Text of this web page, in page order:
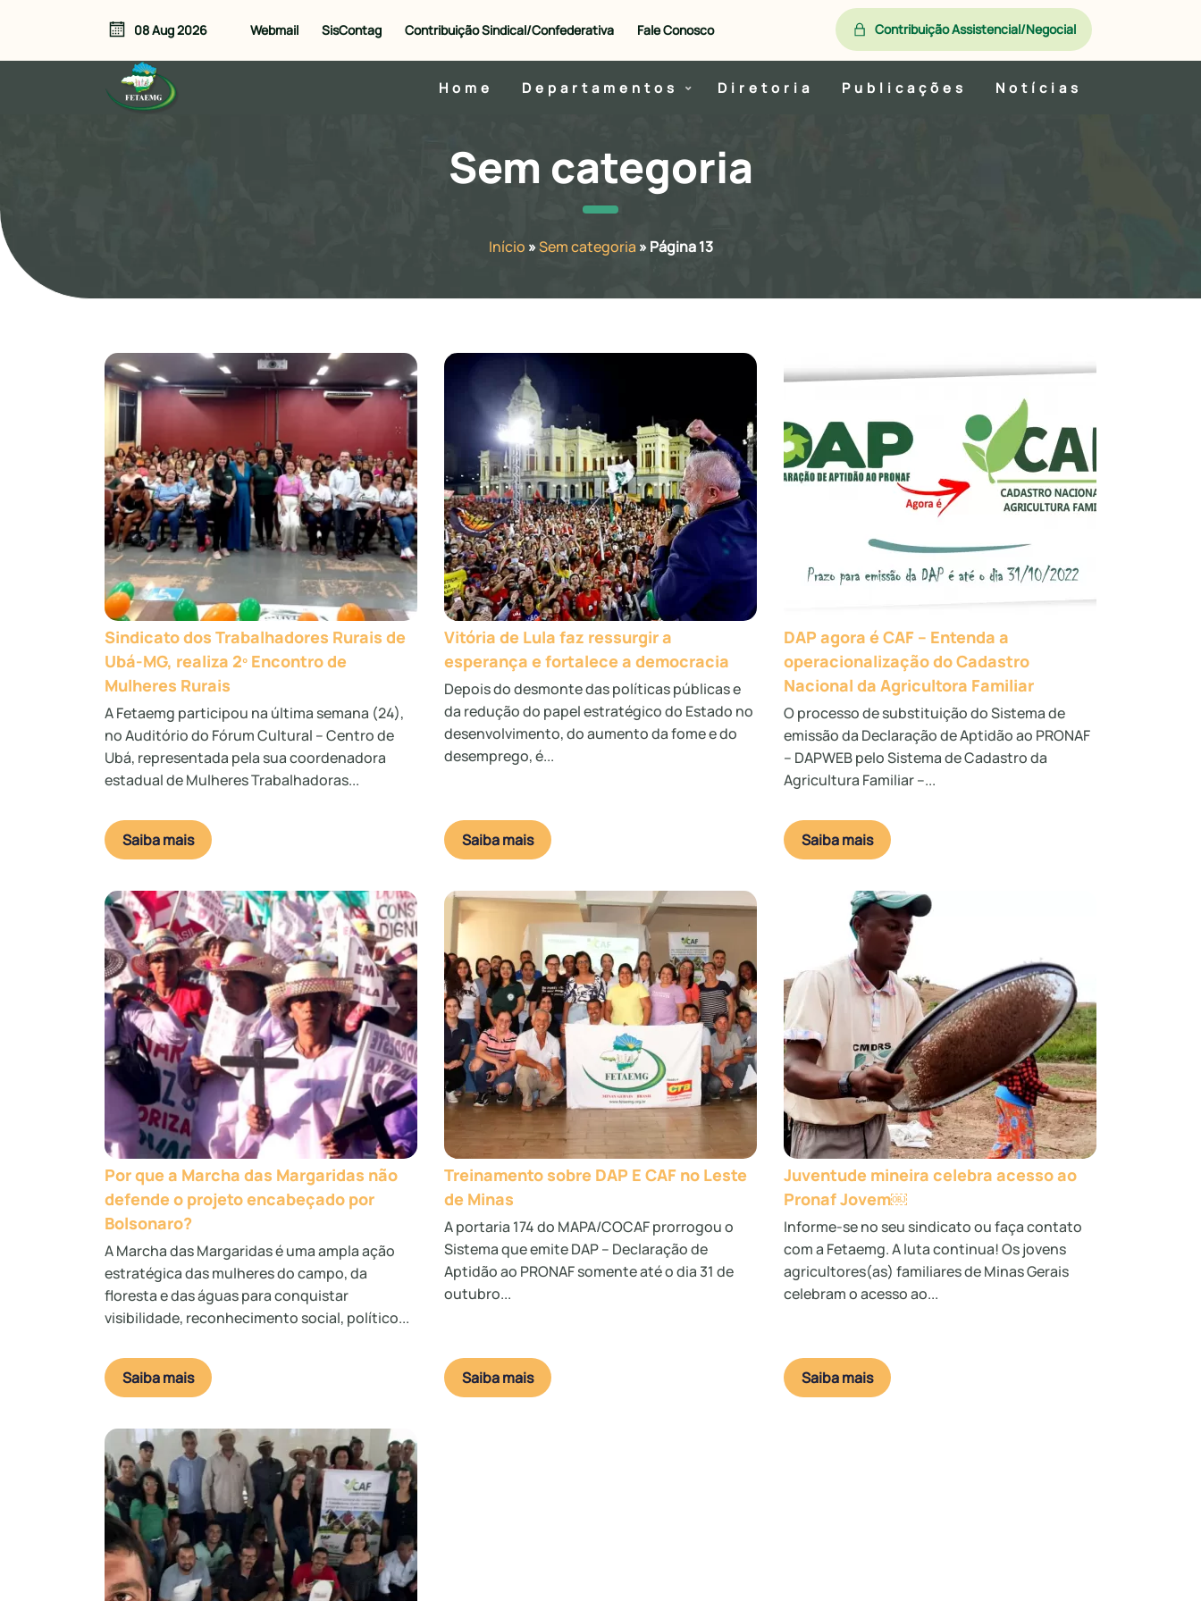
08 Aug 2026 Webmail SisContag Contribuição Sindical/Confederativa Fale Conosco Contribuição Assistencial/Negocial
Home Departamentos Diretoria Publicações Notícias
Sem categoria
Início »Sem categoria » Página 13
Sindicato dos Trabalhadores Rurais de
Ubá-MG, realiza 2º Encontro de
Mulheres Rurais
A Fetaemg participou na última semana (24),
no Auditório do Fórum Cultural – Centro de
Ubá, representada pela sua coordenadora
estadual de Mulheres Trabalhadoras...
Saiba mais
Vitória de Lula faz ressurgir a
esperança e fortalece a democracia
Depois do desmonte das políticas públicas e
da redução do papel estratégico do Estado no
desenvolvimento, do aumento da fome e do
desemprego, é...
Saiba mais
DAP agora é CAF – Entenda a
operacionalização do Cadastro
Nacional da Agricultora Familiar
O processo de substituição do Sistema de
emissão da Declaração de Aptidão ao PRONAF
– DAPWEB pelo Sistema de Cadastro da
Agricultura Familiar –...
Saiba mais
Por que a Marcha das Margaridas não
defende o projeto encabeçado por
Bolsonaro?
A Marcha das Margaridas é uma ampla ação
estratégica das mulheres do campo, da
floresta e das águas para conquistar
visibilidade, reconhecimento social, político...
Saiba mais
Treinamento sobre DAP E CAF no Leste
de Minas
A portaria 174 do MAPA/COCAF prorrogou o
Sistema que emite DAP – Declaração de
Aptidão ao PRONAF somente até o dia 31 de
outubro...
Saiba mais
Juventude mineira celebra acesso ao
Pronaf Jovem￼
Informe-se no seu sindicato ou faça contato
com a Fetaemg. A luta continua! Os jovens
agricultores(as) familiares de Minas Gerais
celebram o acesso ao...
Saiba mais